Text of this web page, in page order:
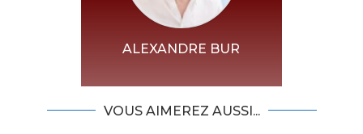
ALEXANDRE BUR
VOUS AIMEREZ AUSSI...